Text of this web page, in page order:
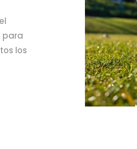
para
los